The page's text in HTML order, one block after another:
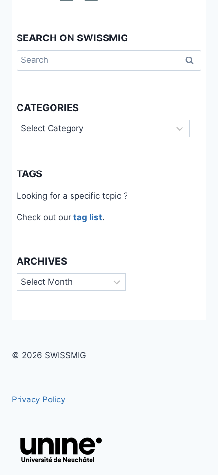
SEARCH ON SWISSMIG
Search
for:
CATEGORIES
Categories
TAGS
Looking for a specific topic ?
Check out our tag list.
ARCHIVES
Archives
© 2026 SWISSMIG
Privacy Policy